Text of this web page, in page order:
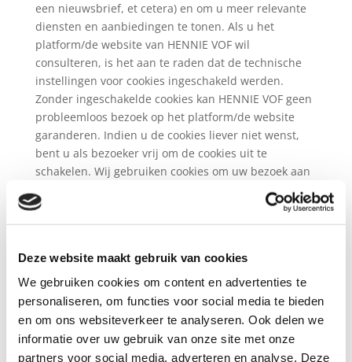
Deze website maakt gebruik van cookies
We gebruiken cookies om content en advertenties te
personaliseren, om functies voor social media te bieden
en om ons websiteverkeer te analyseren. Ook delen we
informatie over uw gebruik van onze site met onze
partners voor social media, adverteren en analyse. Deze
een nieuwsbrief, et cetera) en om u meer relevante
diensten en aanbiedingen te tonen. Als u het
platform/de website van HENNIE VOF wil
consulteren, is het aan te raden dat de technische
instellingen voor cookies ingeschakeld werden.
Zonder ingeschakelde cookies kan HENNIE VOF geen
probleemloos bezoek op het platform/de website
garanderen. Indien u de cookies liever niet wenst,
bent u als bezoeker vrij om de cookies uit te
schakelen. Wij gebruiken cookies om uw bezoek aan
ons platform/onze website te verbeteren. De cookies
die wij gebruiken zijn veilig. De informatie die we
verzamelen met behulp van cookies helpt ons om
diensten te laten zien waarvan wij denken dat ze
voor u van belang kunnen zijn.Soorten cookies
gebruikt door HENNIE VOFWe onderscheiden
volgende types cookies, naargelang hun doeleinden:
Essentiële/ Strikt noodzakelijke cookies:Deze
cookies zijn nodig om het platform/de website te